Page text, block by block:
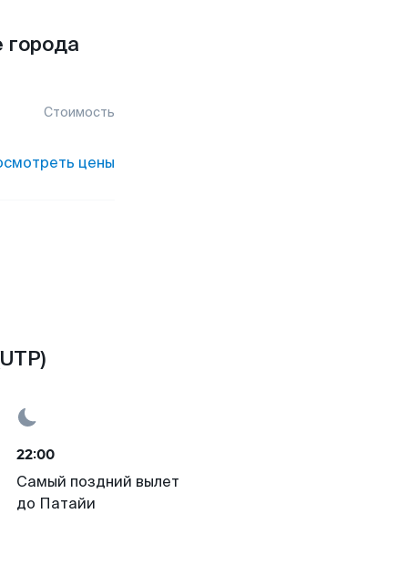
Стоимость
цены
22:00
Самый поздний вылет
до Патайи